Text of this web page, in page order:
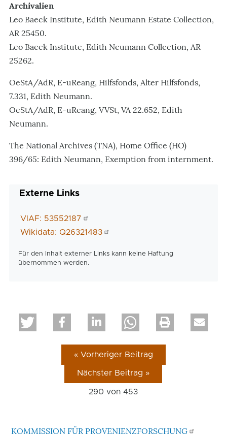
Archivalien
Leo Baeck Institute, Edith Neumann Estate Collection,
AR 25450.
Leo Baeck Institute, Edith Neumann Collection, AR
25262.
OeStA/AdR, E-uReang, Hilfsfonds, Alter Hilfsfonds,
7.331, Edith Neumann.
OeStA/AdR, E-uReang, VVSt, VA 22.652, Edith
Neumann.
The National Archives (TNA), Home Office (HO)
396/65: Edith Neumann, Exemption from internment.
Externe Links
VIAF: 53552187
Wikidata: Q26321483
Für den Inhalt externer Links kann keine Haftung
übernommen werden.
« Vorheriger Beitrag
Nächster Beitrag »
290 von453
KOMMISSION FÜR PROVENIENZFORSCHUNG